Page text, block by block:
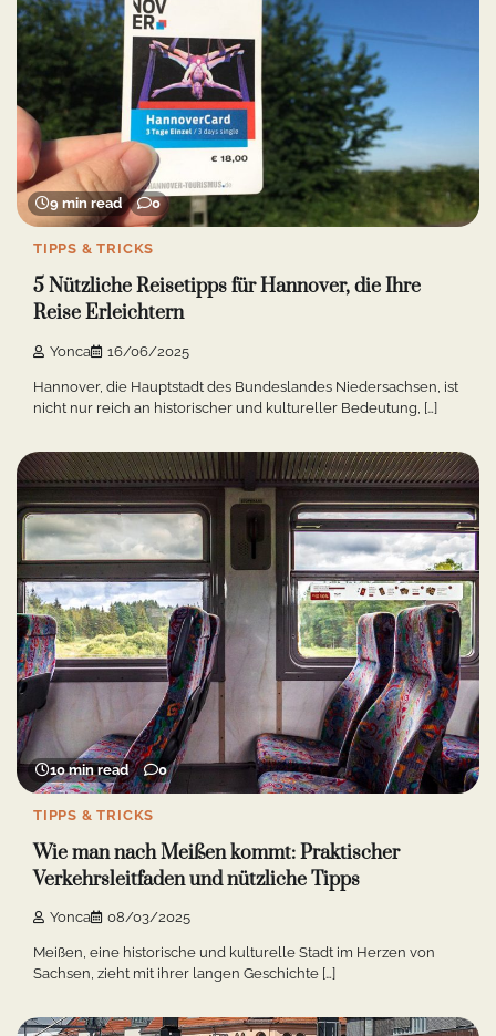
9 min read 0
TIPPS & TRICKS
5 Nützliche Reisetipps für Hannover, die Ihre
Reise Erleichtern
Yonca 16/06/2025
Hannover, die Hauptstadt des Bundeslandes Niedersachsen, ist
nicht nur reich an historischer und kultureller Bedeutung, […]
10 min read 0
TIPPS & TRICKS
Wie man nach Meißen kommt: Praktischer
Verkehrsleitfaden und nützliche Tipps
Yonca 08/03/2025
Meißen, eine historische und kulturelle Stadt im Herzen von
Sachsen, zieht mit ihrer langen Geschichte […]